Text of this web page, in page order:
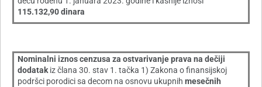
115.132,90 dinara
Nominalni iznos cenzusa za ostvarivanje prava na dečiji
dodatakiz člana 30. stav 1. tačka 1) Zakona o finansijskoj
podršci porodici sa decom na osnovu ukupnih mesečnih